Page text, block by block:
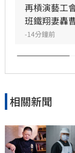
發她通告就會
丈，從一週
再槓演藝工
班鐵翔妻轟
-14分鐘前
相關新聞